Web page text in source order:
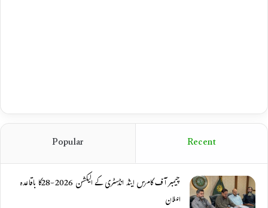
Recent
Popular
چیمبر آف کامرس اینڈ انڈسٹری کے الیکشن 2026-28کا باقاعدہ
اعلان